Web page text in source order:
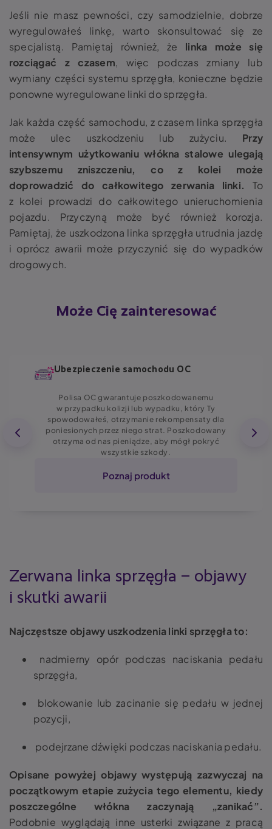
Jeśli nie masz pewności, czy samodzielnie, dobrze
wyregulowałeś linkę, warto skonsultować się ze
specjalistą. Pamiętaj również, że linka może się
rozciągać z czasem, więc podczas zmiany lub
wymiany części systemu sprzęgła, konieczne będzie
ponowne wyregulowane linki do sprzęgła.
Jak każda część samochodu, z czasem linka sprzęgła
może ulec uszkodzeniu lub zużyciu. Przy
intensywnym użytkowaniu włókna stalowe ulegają
szybszemu zniszczeniu, co z kolei może
doprowadzić do całkowitego zerwania linki.
To
z kolei prowadzi do całkowitego unieruchomienia
pojazdu. Przyczyną może być również korozja.
Pamiętaj, że uszkodzona linka sprzęgła utrudnia jazdę
i oprócz awarii może przyczynić się do wypadków
drogowych.
Może Cię zainteresować
Ubezpieczenie samochodu OC
Polisa OC gwarantuje poszkodowanemu
w przypadku kolizji lub wypadku, który Ty
spowodowałeś, otrzymanie rekompensaty dla
poniesionych przez niego strat. Poszkodowany
otrzyma od nas pieniądze, aby mógł pokryć
wszystkie szkody.
Poznaj produkt
Zerwana linka sprzęgła – objawy
i skutki awarii
Najczęstsze objawy uszkodzenia linki sprzęgła to:
nadmierny opór podczas naciskania pedału
sprzęgła,
blokowanie lub zacinanie się pedału w jednej
pozycji,
podejrzane dźwięki podczas naciskania pedału.
Opisane powyżej objawy występują zazwyczaj na
początkowym etapie zużycia tego elementu, kiedy
poszczególne włókna zaczynają „zanikać”.
Podobnie wyglądają inne usterki związane z pracą